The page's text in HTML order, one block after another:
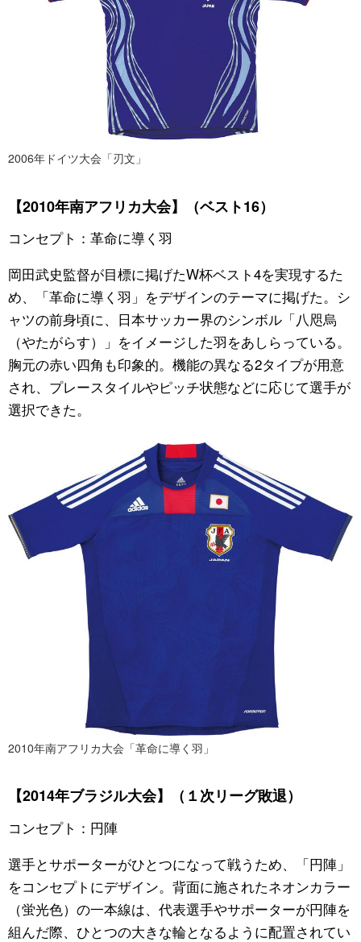
2006年ドイツ大会「刃文」
【2010年南アフリカ大会】（ベスト16）
コンセプト：革命に導く羽
岡田武史監督が目標に掲げたW杯ベスト4を実現するた
め、「革命に導く羽」をデザインのテーマに掲げた。シ
ャツの前身頃に、日本サッカー界のシンボル「八咫烏
（やたがらす）」をイメージした羽をあしらっている。
胸元の赤い四角も印象的。機能の異なる2タイプが用意
され、プレースタイルやピッチ状態などに応じて選手が
選択できた。
2010年南アフリカ大会「革命に導く羽」
【2014年ブラジル大会】（１次リーグ敗退）
コンセプト：円陣
選手とサポーターがひとつになって戦うため、「円陣」
をコンセプトにデザイン。背面に施されたネオンカラー
（蛍光色）の一本線は、代表選手やサポーターが円陣を
組んだ際、ひとつの大きな輪となるように配置されてい